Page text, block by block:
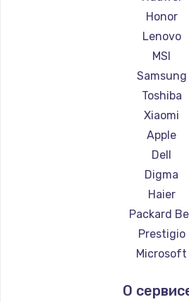
Ремонт
Ремонт
Ремонт
Ремонт
Ремонт ноутбуков
Ремонт
Ремонт ноутбуков
Ремонт
Ремонт
Ремонт
Ремонт
Ремонт
Ремонт
Ремонт
Honor
Lenovo
MSI
Samsung
Toshiba
Xiaomi
Apple
Dell
Digma
Haier
Packard
Prestigio
Microsoft
Aquarius
О